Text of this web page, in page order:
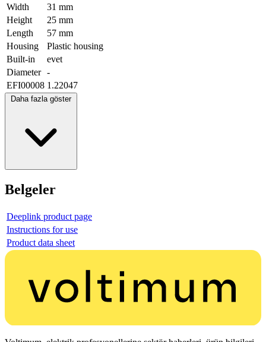
Width
31 mm
Height
25 mm
Length
57 mm
Housing
Plastic housing
Built-in
evet
Diameter -
EFI00008 1.22047
Daha fazla göster
Belgeler
Deeplink product page
Instructions for use
Product data sheet